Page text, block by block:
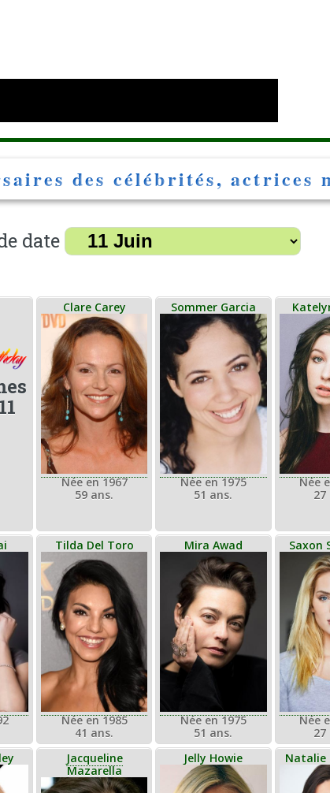
des célébrités, actrices
date
Clare Carey
Née en 1967
59 ans.
Sommer Garcia
Née en 1975
51 ans.
Née
27
Tilda Del Toro
Née en 1985
41 ans.
Mira Awad
Née en 1975
51 ans.
Saxon
Née
27
Jacqueline
Mazarella
Jelly Howie Natalie